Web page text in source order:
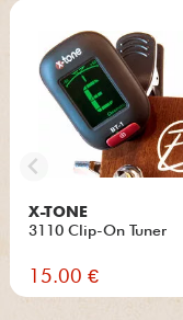
X-TONE
3110 Clip-On Tuner
15.00 €